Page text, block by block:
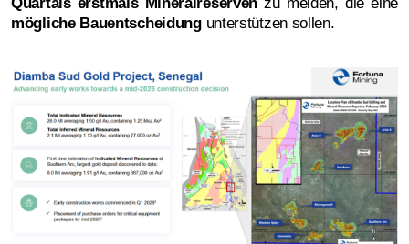
mögliche Bauentscheidungunterstützen sollen.